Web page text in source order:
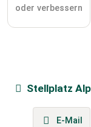
oder verbessern
Stellplatz
E-Mail